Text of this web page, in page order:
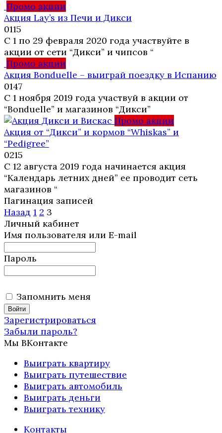
Промо акции
Акция Lay’s из Печи и Дикси
0115
С 1 по 29 февраля 2020 года участвуйте в
акции от сети “Дикси” и чипсов “
Промо акции
Акция Bonduelle – выиграй поездку в Испанию
0147
С 1 ноября 2019 года участвуй в акции от
“Bonduelle” и магазинов “Дикси”
Промо акции
Акция от “Дикси” и кормов “Whiskas” и
“Pedigree”
0215
С 12 августа 2019 года начинается акция
“Календарь летних дней” ее проводит сеть
магазинов “
Пагинация записей
Назад 1 2 3
Личный кабинет
Имя пользователя или E-mail
Пароль
Запомнить меня
Зарегистрироваться
Забыли пароль?
Мы ВКонтакте
Выиграть квартиру
Выиграть путешествие
Выиграть автомобиль
Выиграть деньги
Выиграть технику
Контакты